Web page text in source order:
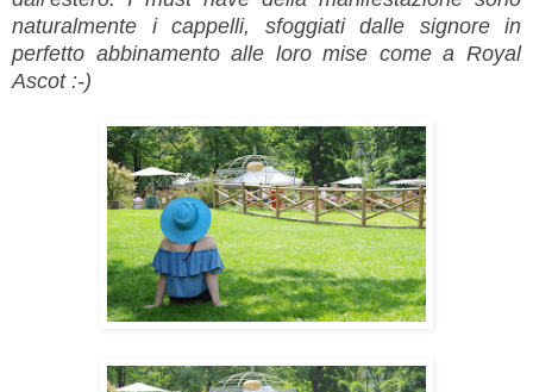
naturalmente i cappelli, sfoggiati dalle signore in
perfetto abbinamento alle loro mise come a Royal
Ascot :-)